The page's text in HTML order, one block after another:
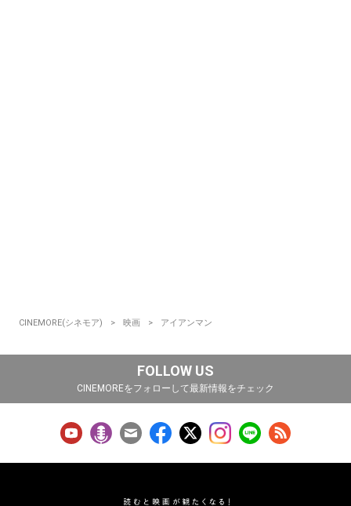
CINEMORE(シネモア) 映画 アイアンマン
FOLLOW US
CINEMOREをフォローして最新情報をチェック